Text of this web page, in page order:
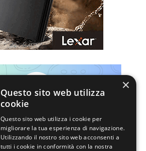
×
Questo sito web utilizza
cookie
Questo sito web utilizza i cookie per
migliorare la tua esperienza di navigazione.
Utilizzando il nostro sito web acconsenti a
tutti i cookie in conformità con la nostra